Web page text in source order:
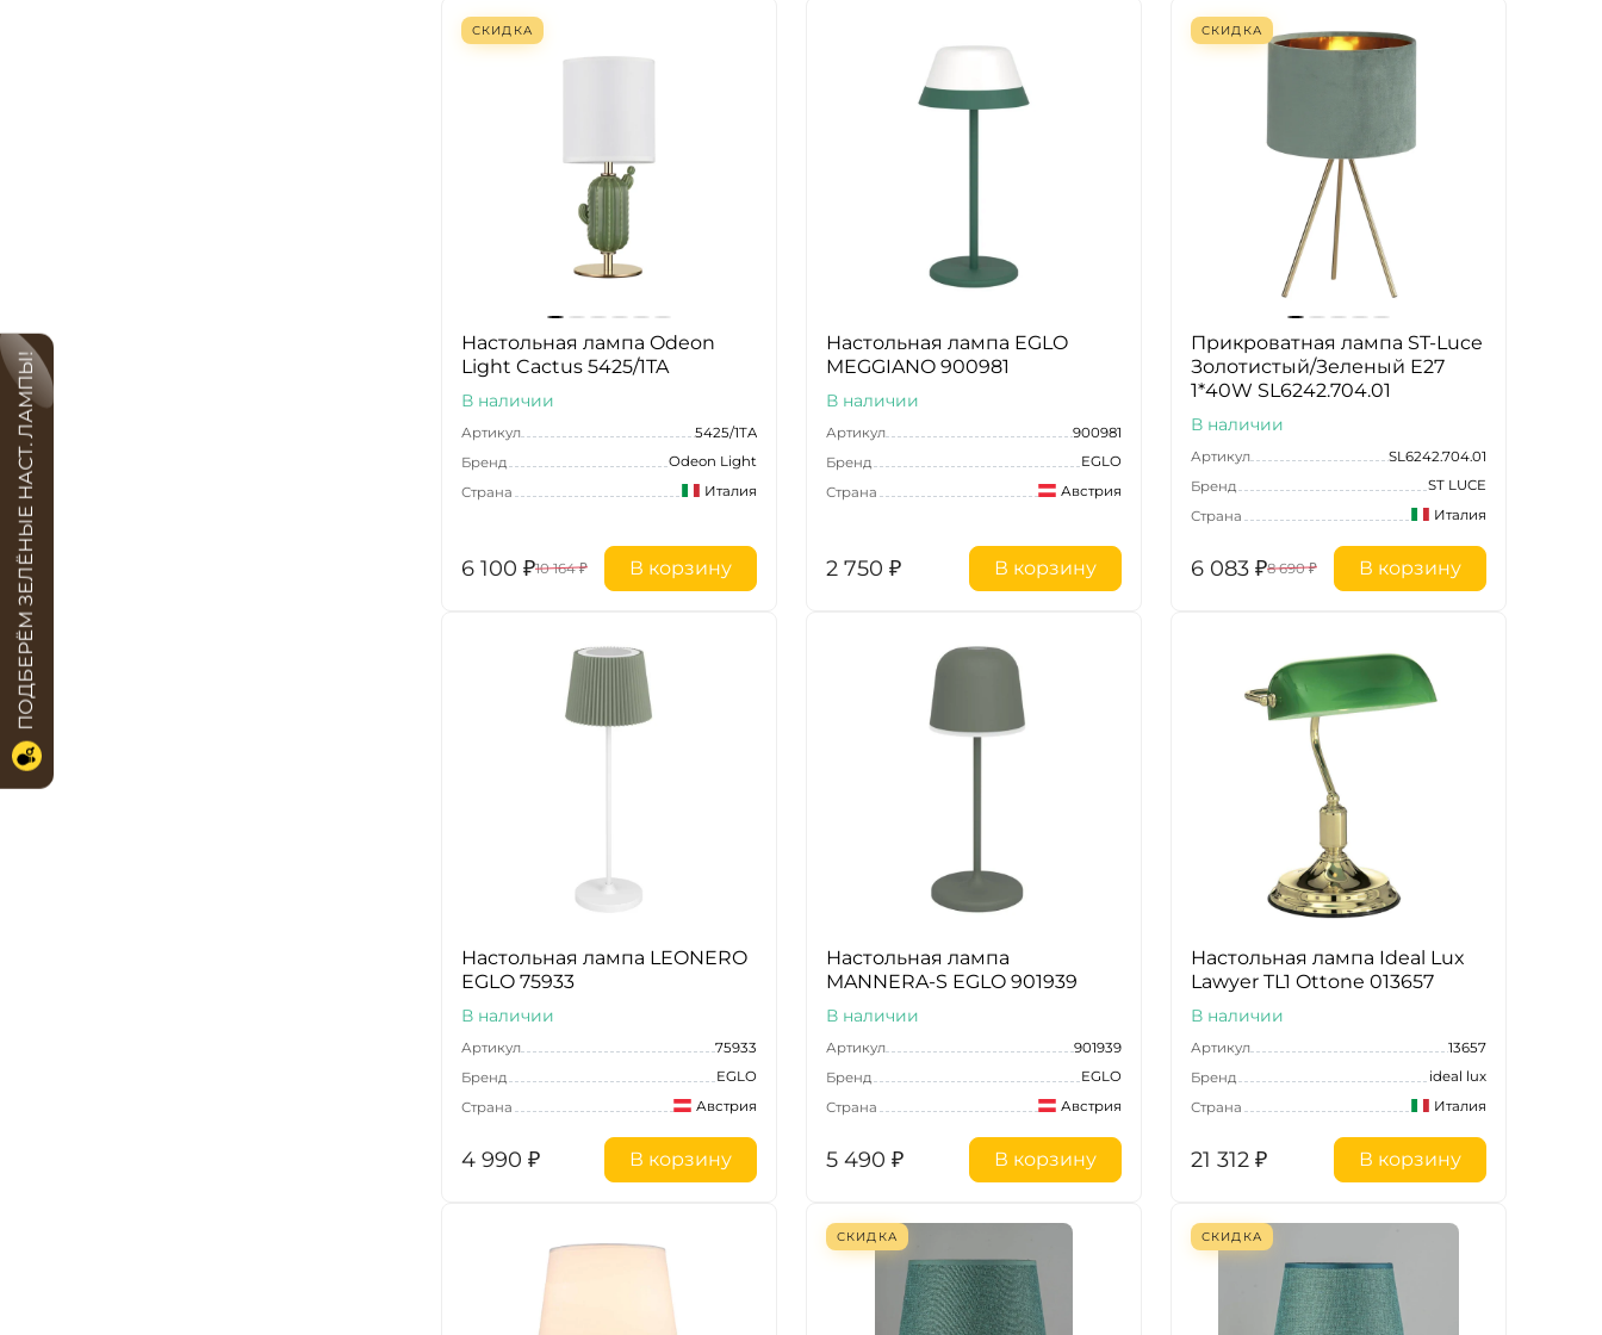
СКИДКА
Настольная лампа Odeon
Light Cactus 5425/1TA
В наличии
Артикул
5425/1TA
Бренд
Odeon Light
Страна
Италия
6 100 ₽10 164 ₽ В корзину
Настольная лампа EGLO
MEGGIANO 900981
В наличии
Артикул
900981
Бренд
EGLO
Страна
Австрия
2 750 ₽ В корзину
СКИДКА
Прикроватная лампа ST-Luce
Золотистый/Зеленый E27
1*40W SL6242.704.01
В наличии
Артикул
SL6242.704.01
Бренд
ST LUCE
Страна
Италия
6 083 ₽8 690 ₽ В корзину
Настольная лампа LEONERO
EGLO 75933
В наличии
Артикул
75933
Бренд
EGLO
Страна
Австрия
4 990 ₽ В корзину
Настольная лампа
MANNERA-S EGLO 901939
В наличии
Артикул
901939
Бренд
EGLO
Страна
Австрия
5 490 ₽ В корзину
Настольная лампа Ideal Lux
Lawyer TL1 Ottone 013657
В наличии
Артикул
13657
Бренд
ideal lux
Страна
Италия
21 312 ₽ В корзину
СКИДКА СКИДКА
ПОДБЕРЁМ ЗЕЛЁНЫЕ НАСТ. ЛАМПЫ!